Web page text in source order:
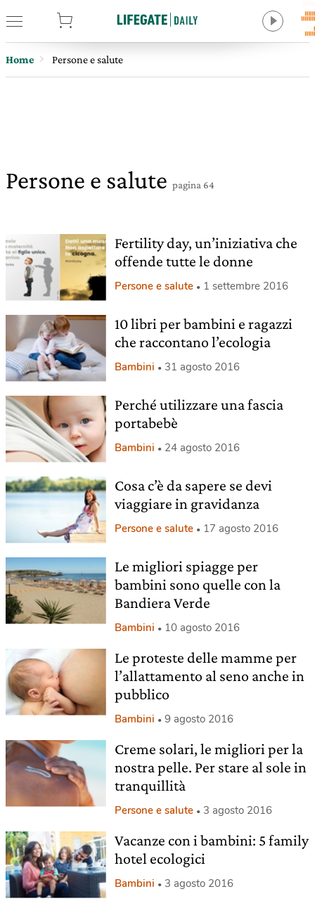
Home Persone e salute
Persone e salute pagina 64
Fertility day, un’iniziativa che
offende tutte le donne
Persone e salute 1 settembre 2016
10 libri per bambini e ragazzi
che raccontano l’ecologia
Bambini 31 agosto 2016
Perché utilizzare una fascia
portabebè
Bambini 24 agosto 2016
Cosa c’è da sapere se devi
viaggiare in gravidanza
Persone e salute 17 agosto 2016
Le migliori spiagge per
bambini sono quelle con la
Bandiera Verde
Bambini 10 agosto 2016
Le proteste delle mamme per
l’allattamento al seno anche in
pubblico
Bambini 9 agosto 2016
Creme solari, le migliori per la
nostra pelle. Per stare al sole in
tranquillità
Persone e salute 3 agosto 2016
Vacanze con i bambini: 5 family
hotel ecologici
Bambini 3 agosto 2016